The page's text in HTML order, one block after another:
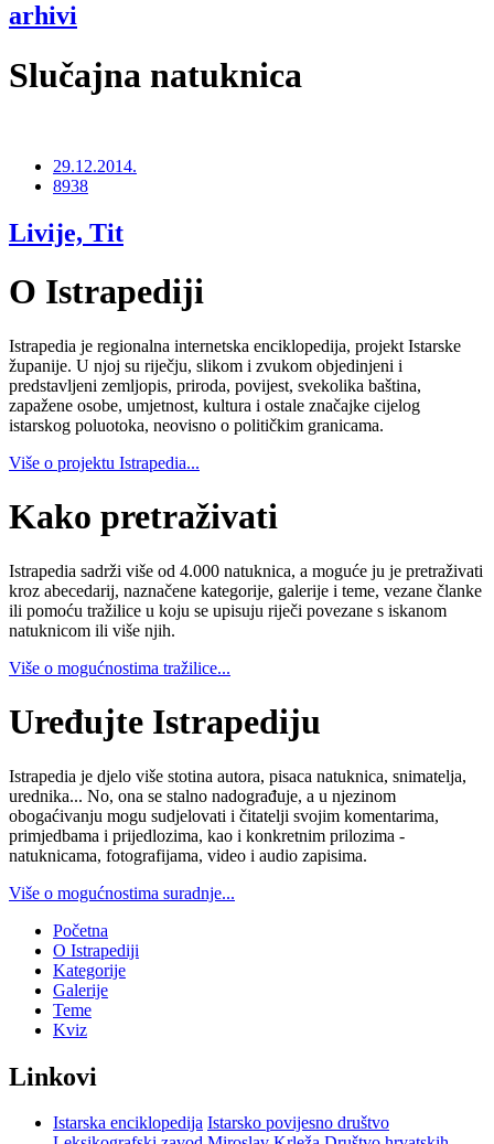
arhivi
Slučajna natuknica
29.12.2014.
8938
Livije, Tit
O Istrapediji
Istrapedia je regionalna internetska enciklopedija, projekt Istarske
županije. U njoj su riječju, slikom i zvukom objedinjeni i
predstavljeni zemljopis, priroda, povijest, svekolika baština,
zapažene osobe, umjetnost, kultura i ostale značajke cijelog
istarskog poluotoka, neovisno o političkim granicama.
Više o projektu Istrapedia...
Kako pretraživati
Istrapedia sadrži više od 4.000 natuknica, a moguće ju je pretraživati
kroz abecedarij, naznačene kategorije, galerije i teme, vezane članke
ili pomoću tražilice u koju se upisuju riječi povezane s iskanom
natuknicom ili više njih.
Više o mogućnostima tražilice...
Uređujte Istrapediju
Istrapedia je djelo više stotina autora, pisaca natuknica, snimatelja,
urednika... No, ona se stalno nadograđuje, a u njezinom
obogaćivanju mogu sudjelovati i čitatelji svojim komentarima,
primjedbama i prijedlozima, kao i konkretnim prilozima -
natuknicama, fotografijama, video i audio zapisima.
Više o mogućnostima suradnje...
Početna
O Istrapediji
Kategorije
Galerije
Teme
Kviz
Linkovi
Istarska enciklopedija Istarsko povijesno društvo